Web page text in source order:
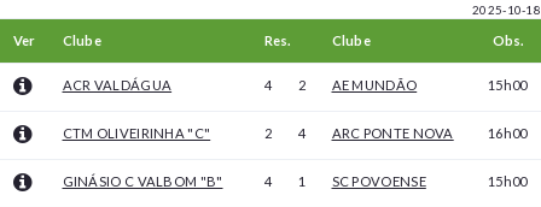
2025-10-18
Ver Clube Res. Clube Obs.
ACR VALDÁGUA 4 2 AE MUNDÃO 15h00
CTM OLIVEIRINHA "C" 2 4 ARC PONTE NOVA 16h00
GINÁSIO C VALBOM "B" 4 1 SC POVOENSE 15h00